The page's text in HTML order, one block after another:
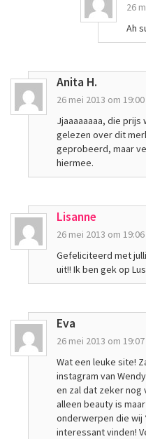
26
Ah
Anita H.
26 mei 2013 om 19:00
Jjaaaaaaaa, die prijs
gelezen over dit
geprobeerd, maar
hiermee.
Lisanne
26 mei 2013 om 19:06
Gefeliciteerd met
uit!! Ik ben gek op
Eva
26 mei 2013 om 19:07
Wat een leuke site!
instagram van
en zal dat zeker nog
alleen beauty is
onderwerpen die wij
interessant vinden!